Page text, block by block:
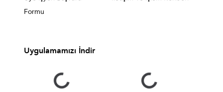
Formu
Uygulamamızı İndir